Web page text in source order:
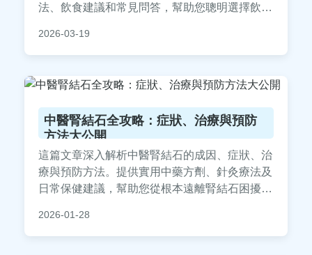
法、飲食建議和常見問答，幫助您聰明選擇飲水
適合所有關心飲水安全的人閱讀。
2026-03-19
中醫腎結石全攻略：症狀、治療與預防
方法大公開
這篇文章深入解析中醫腎結石的成因、症狀、治
療與預防方法。提供實用中藥方劑、針灸療法及
日常保健建議，幫助您從根本遠離腎結石困擾。
尋找自然療法的讀者參考。
2026-01-28